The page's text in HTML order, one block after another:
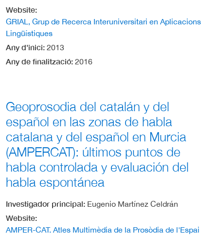
Website
GRIAL, Grup de Recerca Interuniversitari en Aplicacions
Lingüístiques
Any d'inici 2013
Any de finalització 2016
Geoprosodia del catalán y del
español en las zonas de habla
catalana y del español en Murcia
(AMPERCAT): últimos puntos de
habla controlada y evaluación del
habla espontánea
Investigador principal Eugenio Martínez Celdrán
Website
AMPER-CAT. Atles Multimèdia de la Prosòdia de l'Espai